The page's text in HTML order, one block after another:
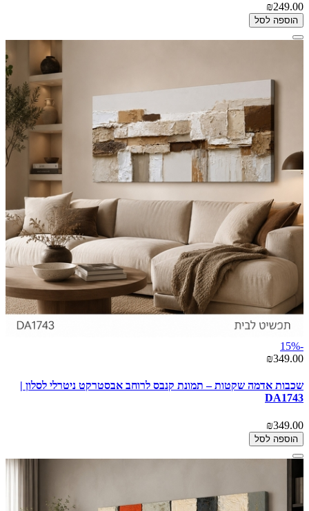
₪249.00
הוספה לסל
-15%
₪349.00
שכבות אדמה שקטות – תמונת קנבס לרוחב אבסטרקט ניטרלי לסלון |
DA1743
₪349.00
הוספה לסל